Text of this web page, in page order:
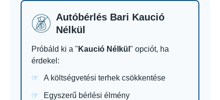
Autóbérlés Bari Kaució
Nélkül
Próbáld ki a " Kaució Nélkül " opciót, ha
érdekel:
A költségvetési terhek csökkentése
Egyszerű bérlési élmény